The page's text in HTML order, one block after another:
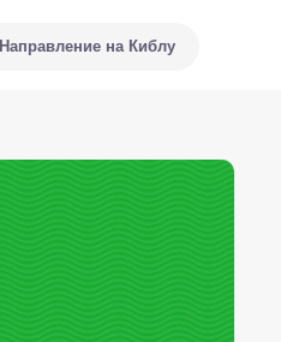
Направление на Киблу